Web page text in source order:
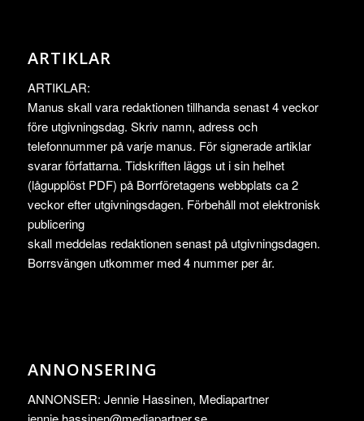
ARTIKLAR
ARTIKLAR:
Manus skall vara redaktionen tillhanda senast 4 veckor
före utgivningsdag. Skriv namn, adress och
telefonnummer på varje manus. För signerade artiklar
svarar författarna. Tidskriften läggs ut i sin helhet
(lågupplöst PDF) på Borrföretagens webbplats ca 2
veckor efter utgivningsdagen. Förbehåll mot elektronisk
publicering
skall meddelas redaktionen senast på utgivningsdagen.
Borrsvängen utkommer med 4 nummer per år.
ANNONSERING
ANNONSER: Jennie Hassinen, Mediapartner